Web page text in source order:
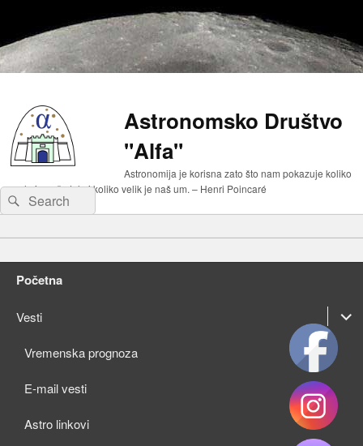
Astronomsko Društvo
"Alfa"
Astronomija je korisna zato što nam pokazuje koliko
malo je naše telo i koliko velik je naš um. – Henri Poincaré
Search
for:
Search
menuSkip
content
Skip
to
Početna
Vesti
child
menu
Vremenska prognoza
E-mail vesti
Astro linkovi
child
menu